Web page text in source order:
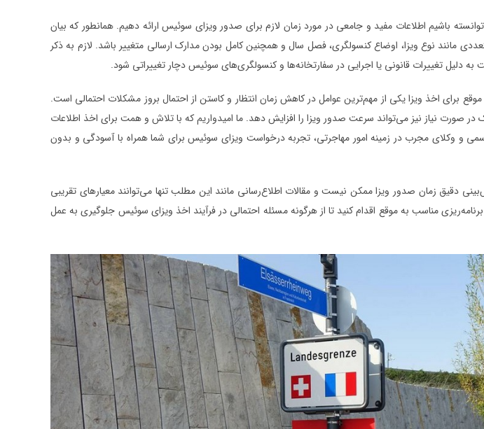
توانسته باشیم اطلاعات مفید و جامعی در مورد زمان لازم برای صدور ویزای سوئیس ارائه دهیم. همانطور که بیان
مانند نوع ویزا، اوضاع کنسولگری، فصل سال و همچنین کامل بودن مدارک ارسالی متغییر باشد. لازم به ذکر
دلیل تغییرات قانونی یا اجرایی در سفارتخانه‌ها و کنسولگری‌های سوئیس دچار تغییراتی شود.
موقع برای اخذ ویزا یکی از مهم‌ترین عوامل در کاهش زمان انتظار و کاستن از احتمال بروز مشکلات احتمالی است.
در صورت نیاز نیز می‌تواند سرعت صدور ویزا را افزایش دهد. ما امیدواریم که با تلاش و همت برای اخذ اطلاعات
و وکلای مجرب در زمینه امور مهاجرتی، تجربه درخواست ویزای سوئیس برای شما همراه با آسودگی و بدون
دقیق زمان صدور ویزا ممکن نیست و مقالات اطلاع‌رسانی مانند این مطلب تنها می‌توانند معیارهای تقریبی
مناسب به موقع اقدام کنید تا از هرگونه مسئله احتمالی در فرآیند اخذ ویزای سوئیس جلوگیری به عمل